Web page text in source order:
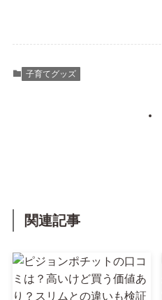
子育てグッズ
関連記事